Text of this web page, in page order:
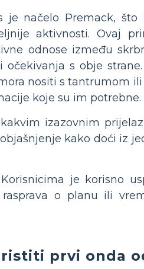
načelo Premack,
aktivnosti. Ovaj
odnose između
s obje
nositi s tantrumom
koje su im potrebne.
izazovnim
kako doći iz
je korisno
o planu ili
prvi onda